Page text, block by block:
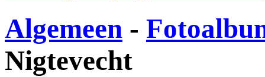
Algemeen -
Nigtevecht